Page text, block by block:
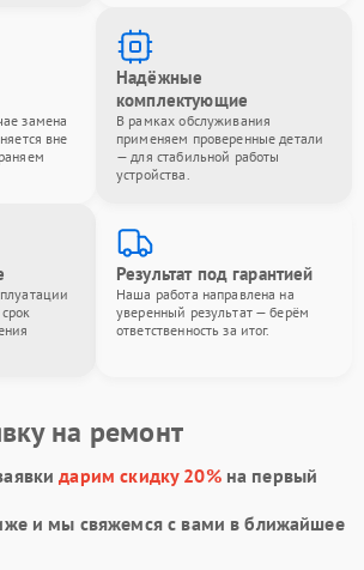
замена
вне
Надёжные
комплектующие
В рамках обслуживания
применяем проверенные детали
— для стабильной работы
устройства.
Результат под гарантией
Наша работа направлена на
уверенный результат — берём
ответственность за итог.
на ремонт
дарим скидку 20%на первый
и мы свяжемся с вами в ближайшее